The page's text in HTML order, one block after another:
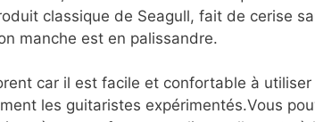
classique de Seagull, fait de cerise
manche est en palissandre.
car il est facile et confortable à
les guitaristes expérimentés.Vous